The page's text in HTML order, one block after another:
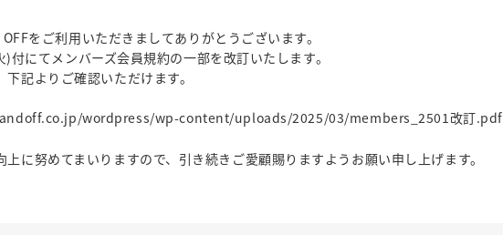
をご利用いただきましてありがとうございます。
付にてメンバーズ会員規約の一部を改訂いたします。
記よりご確認いただけます。
wordpress/wp-content/uploads/2025/03/members_2501改訂.pdf
上に努めてまいりますので、引き続きご愛顧賜りますようお願い申し上げます。